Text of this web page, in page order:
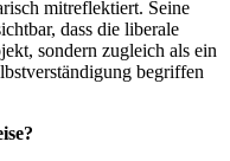
mitreflektiert. Seine
dass die liberale
sondern zugleich als ein
begriffen